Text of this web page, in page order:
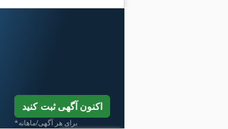
اکنون آگهی ثبت کنید
*برای هر آگهی/ماهانه